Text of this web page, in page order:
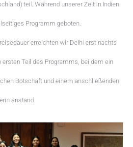
teil. Während unserer Zeit in Indien
Programm geboten.
erreichten wir Delhi erst nachts
ersten Teil des Programms, bei dem ein
Botschaft und einem anschließenden
anstand.